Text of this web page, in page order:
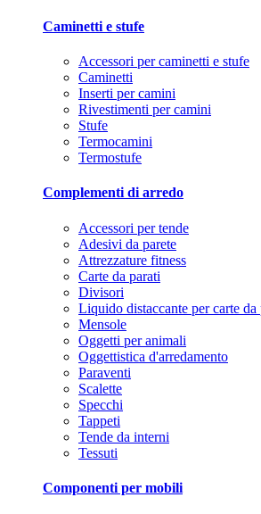
Caminetti e stufe
Accessori per caminetti e stufe
Caminetti
Inserti per camini
Rivestimenti per camini
Stufe
Termocamini
Termostufe
Complementi di arredo
Accessori per tende
Adesivi da parete
Attrezzature fitness
Carte da parati
Divisori
Liquido distaccante per carte da
Mensole
Oggetti per animali
Oggettistica d'arredamento
Paraventi
Scalette
Specchi
Tappeti
Tende da interni
Tessuti
Componenti per mobili